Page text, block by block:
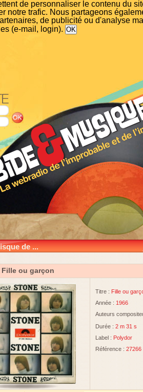
de personnaliser le contenu du
notre trafic. Nous partageons
de publicité ou d'analyse
(e-mail, login).
de ...
Fille ou garçon
Titre : Fille ou
Année : 1966
Auteurs
Durée : 2 m 31 s
Label : Polydor
Référence : 27266